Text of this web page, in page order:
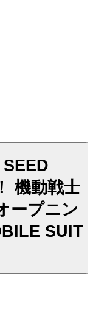
機動戦士
ープニン
SUIT